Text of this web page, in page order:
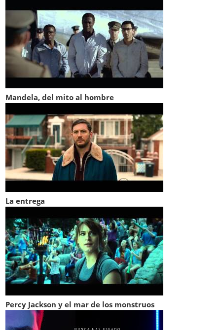
Mandela, del mito al hombre
La entrega
Percy Jackson y el mar de los monstruos